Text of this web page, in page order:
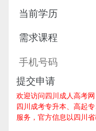
提交申请
欢迎访问四川成人高考网
四川成考专升本、高起
服务，官方信息以四川